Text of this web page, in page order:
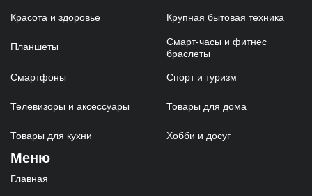
Красота и здоровье Крупная бытовая техника
Планшеты
Смарт-часы и фитнес
браслеты
Смартфоны Спорт и туризм
Телевизоры и аксессуары Товары для дома
Товары для кухни Хобби и досуг
Меню
Главная